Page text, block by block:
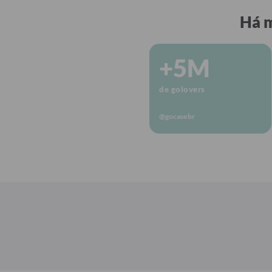
Há
+5M
de golovers
@gocasebr